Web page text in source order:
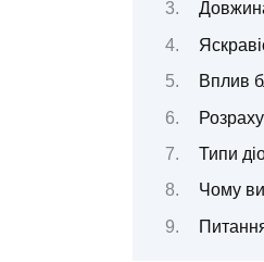
Вплив
Типи
Чому